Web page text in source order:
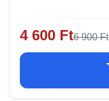
4 600 Ft6 900 Ft